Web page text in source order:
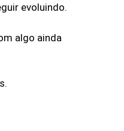
evoluindo.
algo ainda